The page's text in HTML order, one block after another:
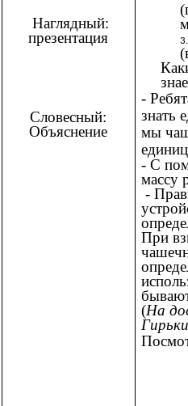
Наглядный:
презентация
Словесный:
Объяснение
-
знать
мы
- С
массу
-
При
(На